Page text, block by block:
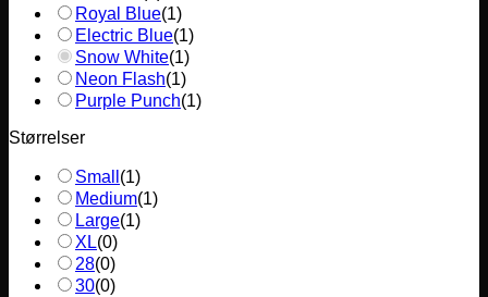
Royal Blue(1)
Electric Blue(1)
Snow White(1)
Neon Flash(1)
Purple Punch(1)
Størrelser
Small (1)
Medium(1)
Large(1)
XL(0)
28(0)
30(0)